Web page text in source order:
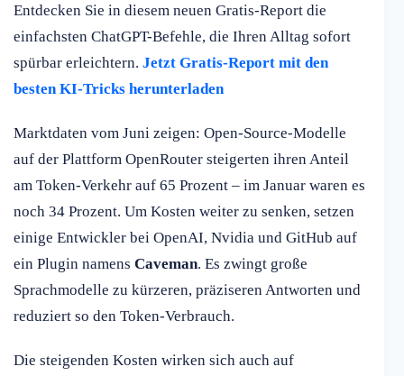
Entdecken Sie in diesem neuen Gratis-Report die
einfachsten ChatGPT-Befehle, die Ihren Alltag sofort
spürbar erleichtern. Jetzt Gratis-Report mit den
besten KI-Tricks herunterladen
Marktdaten vom Juni zeigen: Open-Source-Modelle
auf der Plattform OpenRouter steigerten ihren Anteil
am Token-Verkehr auf 65 Prozent – im Januar waren es
noch 34 Prozent. Um Kosten weiter zu senken, setzen
einige Entwickler bei OpenAI, Nvidia und GitHub auf
ein Plugin namens Caveman. Es zwingt große
Sprachmodelle zu kürzeren, präziseren Antworten und
reduziert so den Token-Verbrauch.
Die steigenden Kosten wirken sich auch auf